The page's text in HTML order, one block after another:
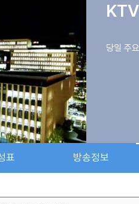
당일 주
표 방송정보